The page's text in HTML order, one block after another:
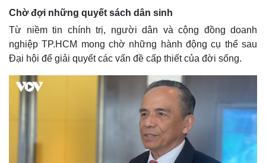
Kinh tế
Bất động sản
Khởi nghiệp
Thị trường
Giá vàng
Tiêu dùng
Tỷ giá
Chứng khoán
Giá cà phê
Chờ đợi những quyết sách dân sinh
Từ niềm tin chính trị, người dân và cộng đồng doanh
nghiệp TP.HCM mong chờ những hành động cụ thể sau
Đại hội để giải quyết các vấn đề cấp thiết của đời sống.